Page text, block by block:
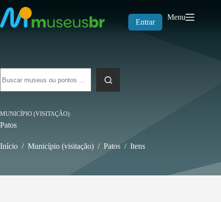
para
o
conteúdo
Entrar
Menu
resultados
MUNICÍPIO (VISITAÇÃO)
Patos
Início / Município (visitação) / Patos / Itens